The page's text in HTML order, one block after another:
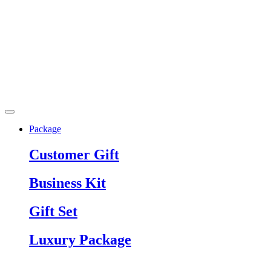
Package
Customer Gift
Business Kit
Gift Set
Luxury Package